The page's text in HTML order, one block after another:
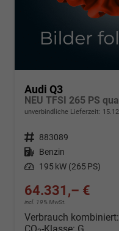
Audi Q3
unverbindliche Lieferzeit:
Fahrzeugnr. 883089
Kraftstoff Benzin
Leistung 195 kW (265 PS)
64.331,– €
incl. 19% MwSt.
Verbrauch kombiniert: